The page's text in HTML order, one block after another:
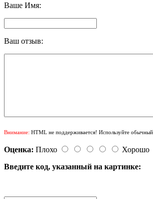
Ваше Имя:
Ваш отзыв:
Внимание: HTML не поддерживается! Используйте обычный
Оценка: Плохо
Хорошо
Введите код, указанный на картинке: